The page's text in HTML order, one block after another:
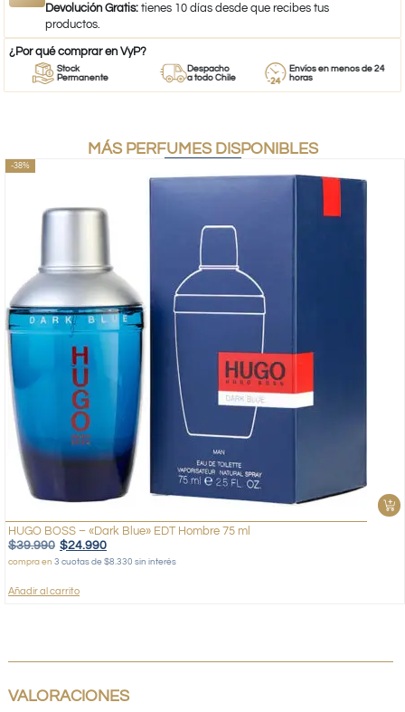
Devolución Gratis: tienes 10 días desde que recibes tus
productos.
¿Por qué comprar en VyP?
Stock
Permanente
Despacho
a todo Chile
Envíos en menos de 24
horas
MÁS PERFUMES DISPONIBLES
-38%
HUGO BOSS – «Dark Blue» EDT Hombre 75 ml
$39.990 $24.990
compra en 3 cuotas de $8.330 sin interés
Añadir al carrito
VALORACIONES